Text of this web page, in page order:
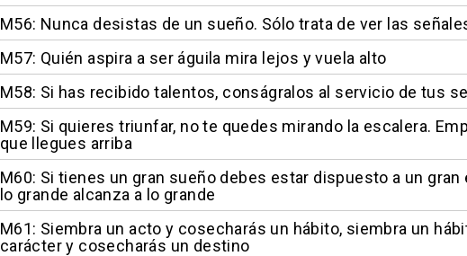
M56: Nunca desistas de un sueño. Sólo trata de ver las
M57: Quién aspira a ser águila mira lejos y vuela alto
M58: Si has recibido talentos, conságralos al servicio de tus
M59: Si quieres triunfar, no te quedes mirando la escalera.
que llegues arriba
M60: Si tienes un gran sueño debes estar dispuesto a un
lo grande alcanza a lo grande
M61: Siembra un acto y cosecharás un hábito, siembra un
carácter y cosecharás un destino